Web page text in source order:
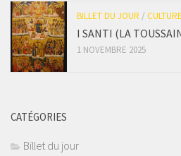
BILLET DU JOUR / CULTURE
I SANTI (LA
1 NOVEMBRE 2025
CATÉGORIES
Billet du jour